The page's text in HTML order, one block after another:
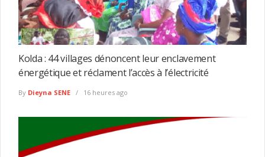
Kolda : 44 villages dénoncent leur enclavement
énergétique et réclament l’accès à l’électricité
By Dieyna SENE 16 heures ago